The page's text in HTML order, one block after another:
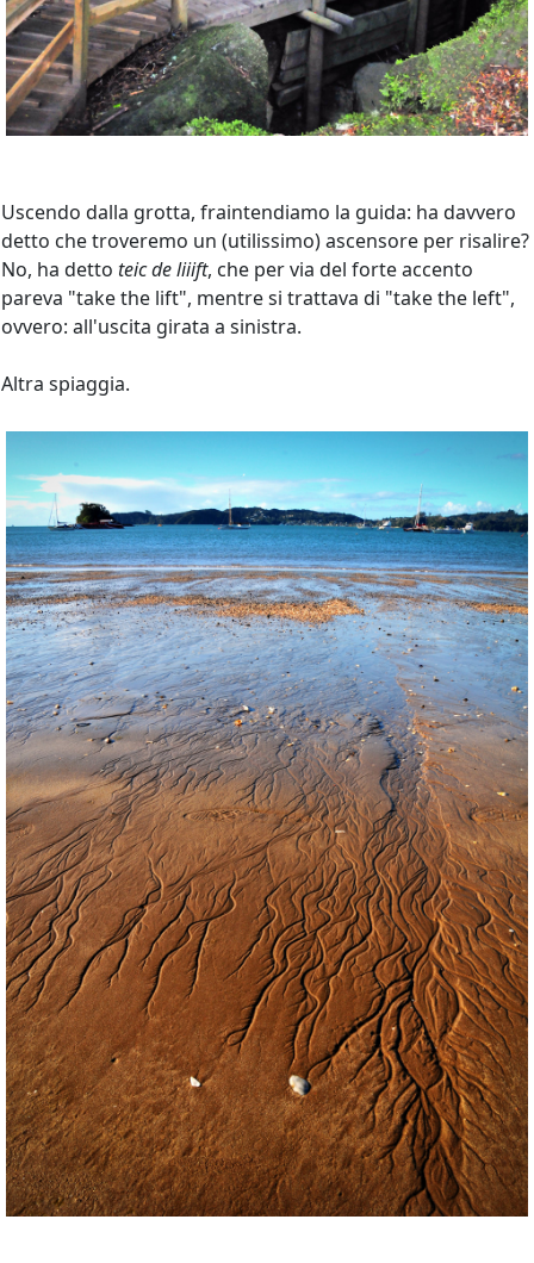
Uscendo dalla grotta, fraintendiamo la guida: ha davvero
detto che troveremo un (utilissimo) ascensore per risalire?
No, ha detto teic de liiift, che per via del forte accento
pareva "take the lift", mentre si trattava di "take the left",
ovvero: all'uscita girata a sinistra.
Altra spiaggia.